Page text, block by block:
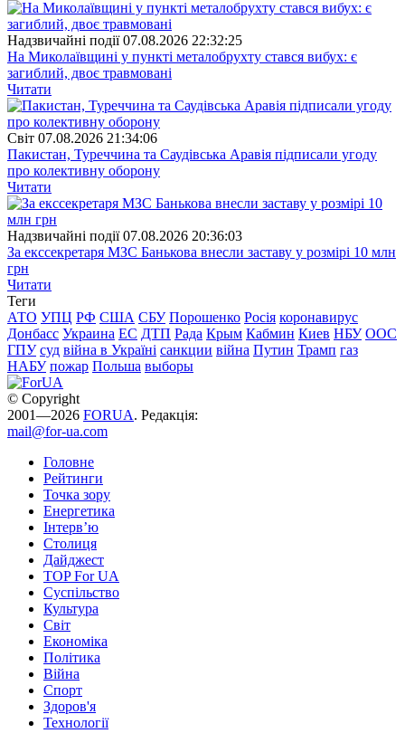
Надзвичайні події 07.08.2026 22:32:25
На Миколаївщині у пункті металобрухту стався вибух: є
загиблий, двоє травмовані
Читати
Свiт 07.08.2026 21:34:06
Пакистан, Туреччина та Саудівська Аравія підписали угоду
про колективну оборону
Читати
Надзвичайні події 07.08.2026 20:36:03
За екссекретаря МЗС Банькова внесли заставу у розмірі 10 млн
грн
Читати
Теги
АТО УПЦ РФ США СБУ Порошенко Росія коронавирус
Донбасс Украина ЕС ДТП Рада Крым Кабмин Киев НБУ ООС
ГПУ суд війна в Україні санкции війна Путин Трамп газ
НАБУ пожар Польша выборы
© Copyright
2001—2026 FORUA. Редакція:
mail@for-ua.com
Головне
Рейтинги
Точка зору
Енергетика
Інтерв’ю
Столиця
Дайджест
TOP For UA
Суспiльство
Культура
Світ
Економіка
Політика
Війна
Спорт
Здоров'я
Технології